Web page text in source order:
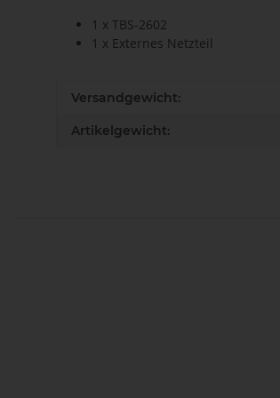
1 x TBS-2602
1 x Externes Netzteil
Versandgewicht:
Artikelgewicht: